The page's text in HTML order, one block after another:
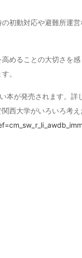
初動対応や避難所運
めることの大切さを
。
が発売されます。詳
西大学がいろいろ考え